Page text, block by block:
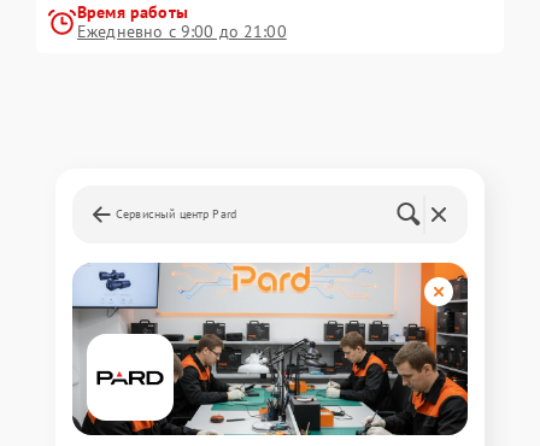
Время работы
Ежедневно с 9:00 до 21:00
Сервисный центр Pard